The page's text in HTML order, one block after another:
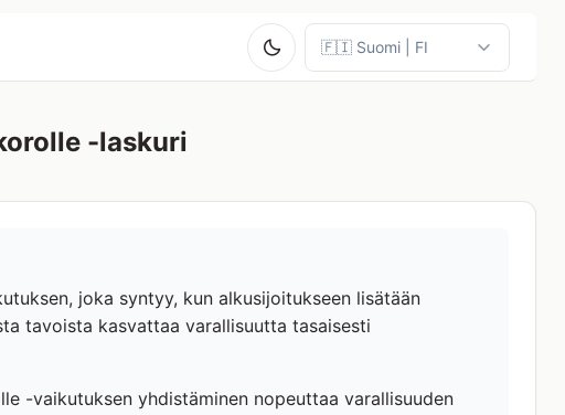
-laskuri
joka syntyy, kun alkusijoitukseen lisätään
tavoista kasvattaa varallisuutta tasaisesti
-vaikutuksen yhdistäminen nopeuttaa varallisuuden